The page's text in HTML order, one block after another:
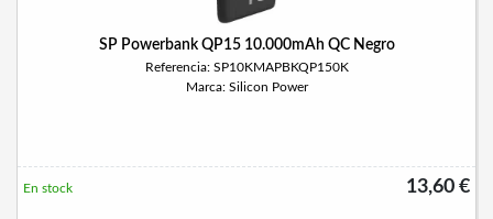
SP Powerbank QP15 10.000mAh QC Negro
Referencia: SP10KMAPBKQP150K
Marca: Silicon Power
13,60 €
En stock